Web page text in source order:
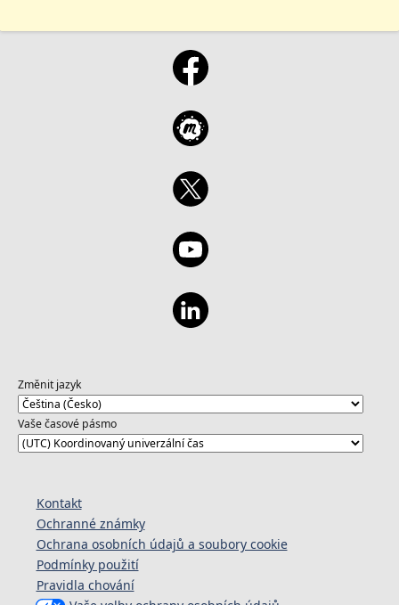
Změnit jazyk
Vaše časové pásmo
Kontakt
Ochranné známky
Ochrana osobních údajů a soubory cookie
Podmínky použití
Pravidla chování